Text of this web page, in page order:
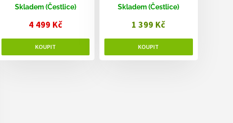
Skladem (Čestlice)
4 499 Kč
Skladem (Čestlice)
1 399 Kč